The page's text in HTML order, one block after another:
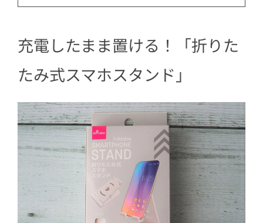
充電したまま置ける！「折りた
たみ式スマホスタンド」